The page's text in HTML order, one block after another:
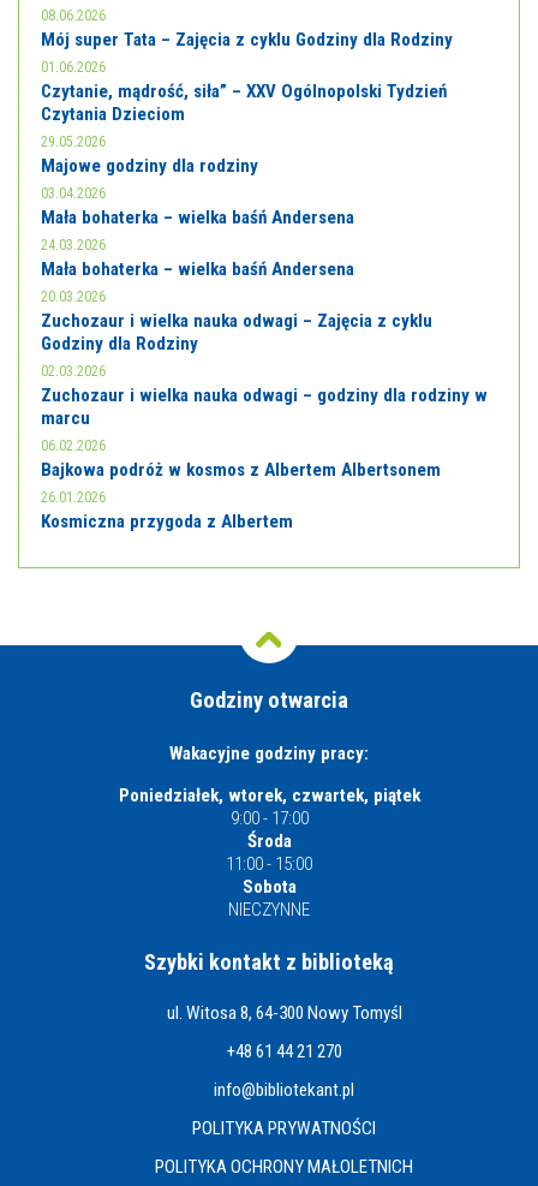
08.06.2026
Mój super Tata – Zajęcia z cyklu Godziny dla Rodziny
01.06.2026
Czytanie, mądrość, siła” – XXV Ogólnopolski Tydzień
Czytania Dzieciom
29.05.2026
Majowe godziny dla rodziny
03.04.2026
Mała bohaterka – wielka baśń Andersena
24.03.2026
Mała bohaterka – wielka baśń Andersena
20.03.2026
Zuchozaur i wielka nauka odwagi – Zajęcia z cyklu
Godziny dla Rodziny
02.03.2026
Zuchozaur i wielka nauka odwagi – godziny dla rodziny w
marcu
06.02.2026
Bajkowa podróż w kosmos z Albertem Albertsonem
26.01.2026
Kosmiczna przygoda z Albertem
Godziny otwarcia
Wakacyjne godziny pracy:
Poniedziałek, wtorek, czwartek, piątek
9:00 - 17:00
Środa
11:00 - 15:00
Sobota
NIECZYNNE
Szybki kontakt z biblioteką
ul. Witosa 8, 64-300 Nowy Tomyśl
+48 61 44 21 270
info@bibliotekant.pl
POLITYKA PRYWATNOŚCI
POLITYKA OCHRONY MAŁOLETNICH